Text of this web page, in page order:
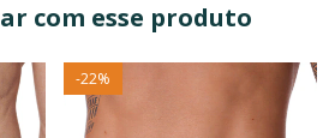
com esse produto
-22%